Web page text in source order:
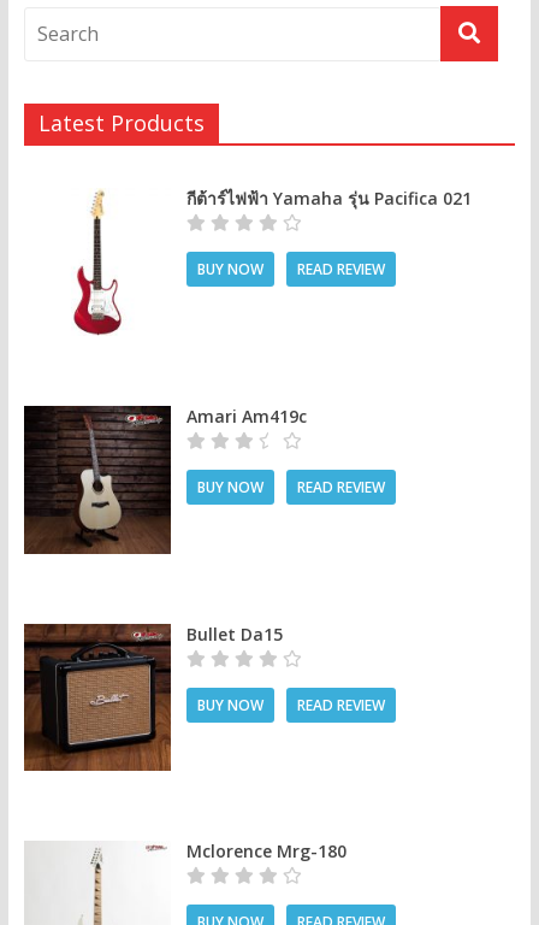
Latest Products
กีต้าร์ไฟฟ้า Yamaha รุ่น Pacifica 021
BUY NOW READ REVIEW
Amari Am419c
BUY NOW READ REVIEW
Bullet Da15
BUY NOW READ REVIEW
Mclorence Mrg-180